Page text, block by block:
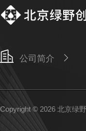
公司简介
Copyright © 2026 北京绿